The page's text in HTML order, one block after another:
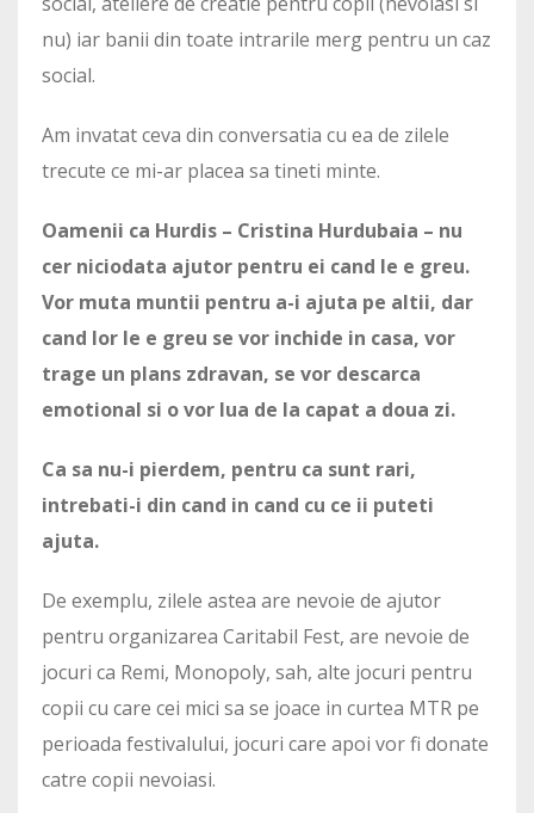
nu) iar banii din toate intrarile merg pentru un caz
social.
Am invatat ceva din conversatia cu ea de zilele
trecute ce mi-ar placea sa tineti minte.
Oamenii ca Hurdis – Cristina Hurdubaia – nu
cer niciodata ajutor pentru ei cand le e greu.
Vor muta muntii pentru a-i ajuta pe altii, dar
cand lor le e greu se vor inchide in casa, vor
trage un plans zdravan, se vor descarca
emotional si o vor lua de la capat a doua zi.
Ca sa nu-i pierdem, pentru ca sunt rari,
intrebati-i din cand in cand cu ce ii puteti
ajuta.
De exemplu, zilele astea are nevoie de ajutor
pentru organizarea Caritabil Fest, are nevoie de
jocuri ca Remi, Monopoly, sah, alte jocuri pentru
copii cu care cei mici sa se joace in curtea MTR pe
perioada festivalului, jocuri care apoi vor fi donate
catre copii nevoiasi.